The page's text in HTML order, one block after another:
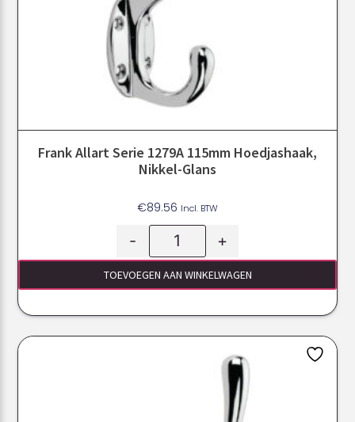
Frank Allart Serie 1279A 115mm Hoedjashaak,
Nikkel-Glans
€89.56 Incl. BTW
- +
TOEVOEGEN AAN WINKELWAGEN